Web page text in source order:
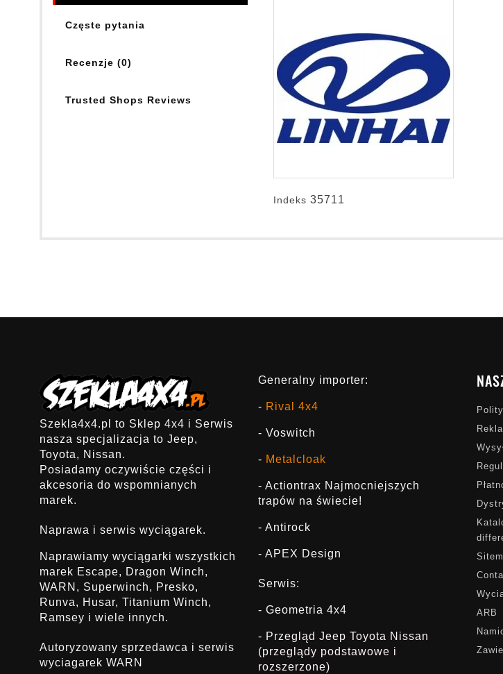
Częste pytania
Recenzje (0)
Trusted Shops Reviews
Indeks 35711
Szekla4x4.pl to Sklep 4x4 i Serwis
nasza specjalizacja to Jeep,
Toyota, Nissan.
Posiadamy oczywiście części i
akcesoria do wspomnianych
marek.
Naprawa i serwis wyciągarek.
Naprawiamy wyciągarki wszystkich
marek Escape, Dragon Winch,
WARN, Superwinch, Presko,
Runva, Husar, Titanium Winch,
Ramsey i wiele innych.
Autoryzowany sprzedawca i serwis
wyciagarek WARN
Generalny importer:
- Rival 4x4
- Voswitch
- Metalcloak
- Actiontrax Najmocniejszych
trapów na świecie!
- Antirock
- APEX Design
Serwis:
- Geometria 4x4
- Przegląd Jeep Toyota Nissan
(przeglądy podstawowe i
rozszerzone)
ARB